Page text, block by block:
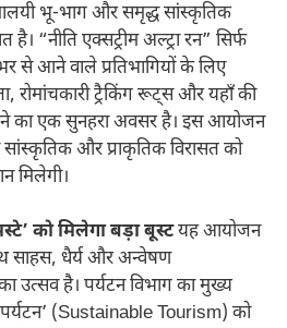
भू-भाग और समृद्ध सांस्कृतिक
“नीति एक्सट्रीम अल्ट्रा रन” सिर्फ
से आने वाले प्रतिभागियों के लिए
रोमांचकारी ट्रैकिंग रूट्स और यहाँ की
का एक सुनहरा अवसर है। इस आयोजन
सांस्कृतिक और प्राकृतिक विरासत को
मिलेगी।
को मिलेगा बड़ा बूस्टयह आयोजन
साहस, धैर्य और अन्वेषण
उत्सव है। पर्यटन विभाग का मुख्य
पर्यटन’ (Sustainable Tourism) को